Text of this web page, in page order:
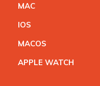
MAC
IOS
MACOS
APPLE WATCH